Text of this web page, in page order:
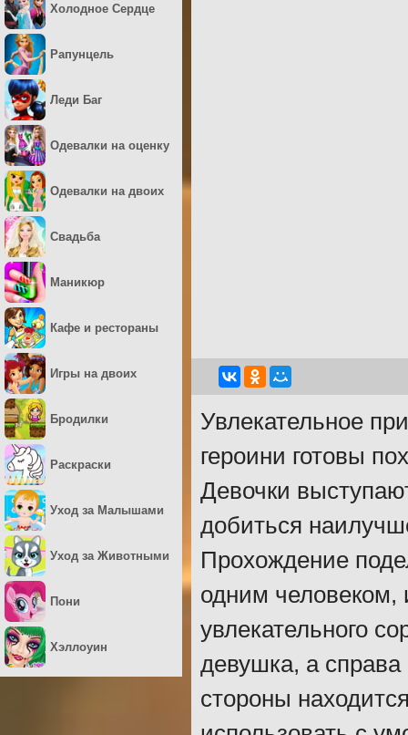
Увлекательное
героини готовы
Девочки
добиться
Прохождение
одним человеком,
увлекательного
девушка, а
стороны
Холодное Сердце
Рапунцель
Леди Баг
Одевалки на оценку
Одевалки на двоих
Свадьба
Маникюр
Кафе и рестораны
Игры на двоих
Бродилки
Раскраски
Уход за Малышами
Уход за Животными
Пони
Хэллоуин